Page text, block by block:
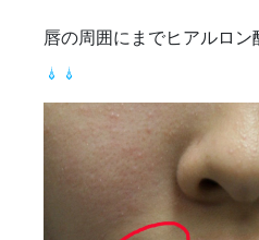
唇の周囲にまでヒアルロン